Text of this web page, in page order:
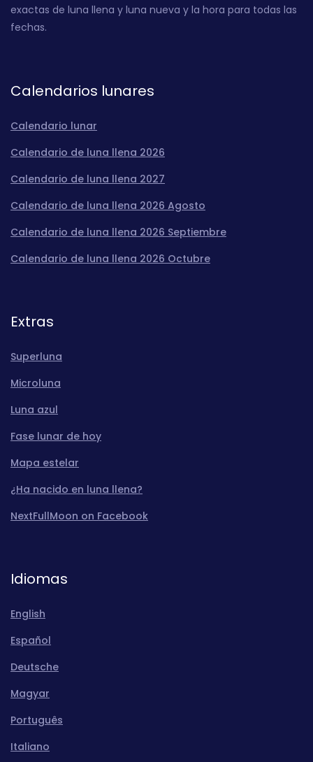
exactas de luna llena y luna nueva y la hora para todas las
fechas.
Calendarios lunares
Calendario lunar
Calendario de luna llena 2026
Calendario de luna llena 2027
Calendario de luna llena 2026 Agosto
Calendario de luna llena 2026 Septiembre
Calendario de luna llena 2026 Octubre
Extras
Superluna
Microluna
Luna azul
Fase lunar de hoy
Mapa estelar
¿Ha nacido en luna llena?
NextFullMoon on Facebook
Idiomas
English
Español
Deutsche
Magyar
Português
Italiano